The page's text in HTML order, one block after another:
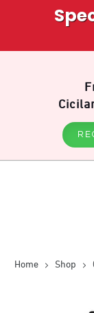
Home Shop